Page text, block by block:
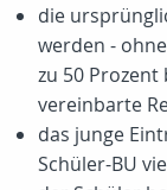
die
werden -
zu 50
vereinbarte
das junge
Schüler-BU